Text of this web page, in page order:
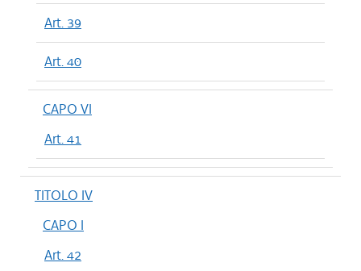
Art. 39
Art. 40
CAPO VI
Art. 41
TITOLO IV
CAPO I
Art. 42